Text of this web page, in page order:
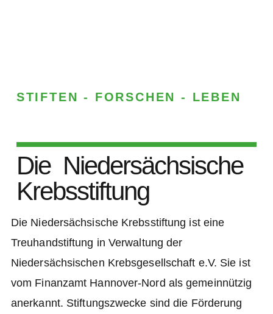
STIFTEN - FORSCHEN - LEBEN
Die Niedersächsische
Krebsstiftung
Die Niedersächsische Krebsstiftung ist eine
Treuhandstiftung in Verwaltung der
Niedersächsischen Krebsgesellschaft e.V. Sie ist
vom Finanzamt Hannover-Nord als gemeinnützig
anerkannt. Stiftungszwecke sind die Förderung